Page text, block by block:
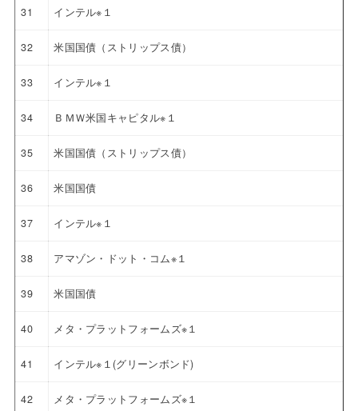
31 インテル※１
32 米国国債（ストリップス債）
33 インテル※１
34 ＢＭＷ米国キャピタル※１
35 米国国債（ストリップス債）
36 米国国債
37 インテル※１
38 アマゾン・ドット・コム※１
39 米国国債
40 メタ・プラットフォームズ※１
41 インテル※１(グリーンボンド)
42 メタ・プラットフォームズ※１